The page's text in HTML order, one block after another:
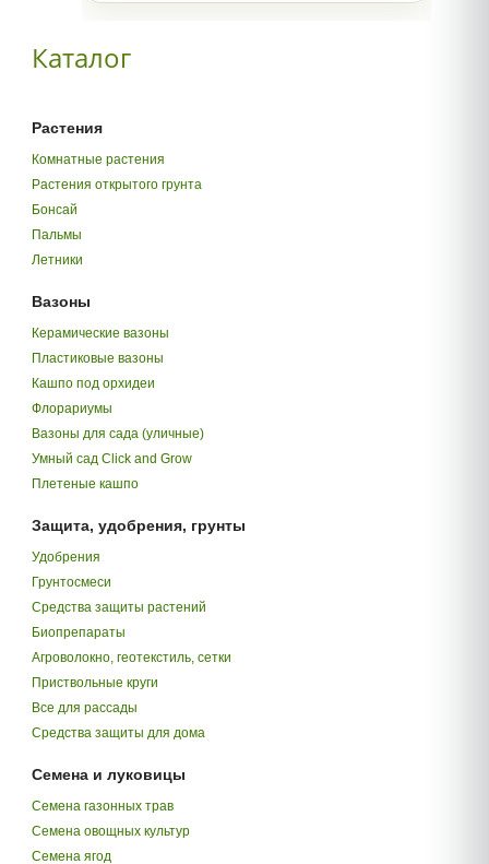
Каталог
Растения
Комнатные растения
Растения открытого грунта
Бонсай
Пальмы
Летники
Вазоны
Керамические вазоны
Пластиковые вазоны
Кашпо под орхидеи
Флорариумы
Вазоны для сада (уличные)
Умный сад Click and Grow
Плетеные кашпо
Защита, удобрения, грунты
Удобрения
Грунтосмеси
Средства защиты растений
Биопрепараты
Агроволокно, геотекстиль, сетки
Приствольные круги
Все для рассады
Средства защиты для дома
Семена и луковицы
Семена газонных трав
Семена овощных культур
Семена ягод